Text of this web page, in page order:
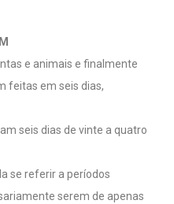
e animais e finalmente
feitas em seis dias,
seis dias de vinte a quatro
se referir a períodos
serem de apenas